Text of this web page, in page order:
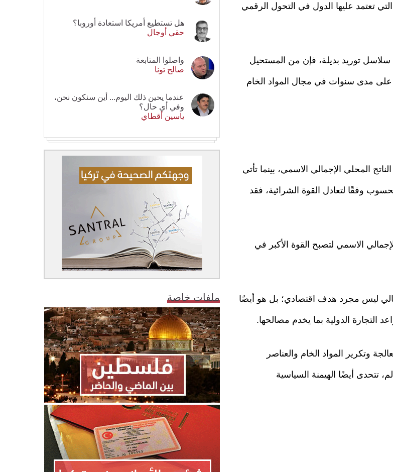
تعتمد عليها الدول في التحول الرقمي
سلاسل توريد بديلة، فإن من المستحيل
على مدى سنوات في مجال المواد الخام
المحلي الإجمالي الاسمي، بينما تأتي
وفقًا لتعادل القوة الشرائية، فقد
الاسمي لتصبح القوة الأكبر في
ليس مجرد هدف اقتصادي؛ بل هو أيضًا
التجارة الدولية بما يخدم مصالحها.
وتكرير المواد الخام والعناصر
تتحدى أيضًا الهيمنة السياسية
هل تستطيع أمريكا استعادة أوروبا؟
حقي أوجال
واصلوا المتابعة
صالح تونا
عندما يحين ذلك اليوم... أين سنكون نحن،
وفي أي حال؟
ياسين أقطاي
ملفات خاصة